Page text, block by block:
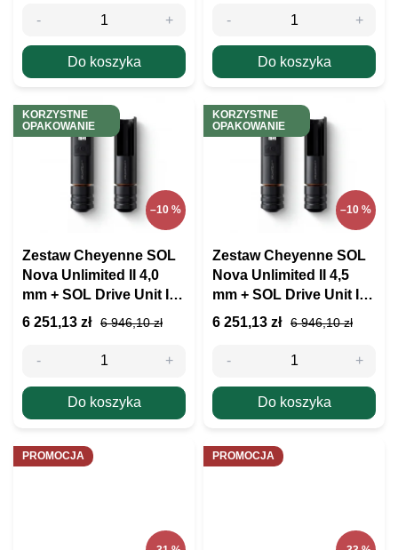
Do koszyka Do koszyka
KORZYSTNE
OPAKOWANIE
–10 %
Zestaw Cheyenne SOL
Nova Unlimited II 4,0
mm + SOL Drive Unit II
3,5 mm
6 946,10 zł
6 251,13 zł
Do koszyka
KORZYSTNE
OPAKOWANIE
–10 %
Zestaw Cheyenne SOL
Nova Unlimited II 4,5
mm + SOL Drive Unit II
3,5 mm
6 946,10 zł
6 251,13 zł
Do koszyka
PROMOCJA PROMOCJA